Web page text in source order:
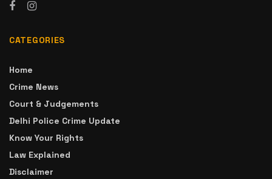
CATEGORIES
Home
Crime News
Court & Judgements
Delhi Police Crime Update
Know Your Rights
Law Explained
Disclaimer